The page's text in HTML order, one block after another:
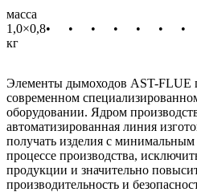
масса
1,0×0,8
кг
• • • • • • •
Элементы дымоходов AST-FLUE
современном
оборудовании. Ядром
автоматизированная линия
получать изделия с минимальным
процессе производства,
продукции и значительно
производительность и